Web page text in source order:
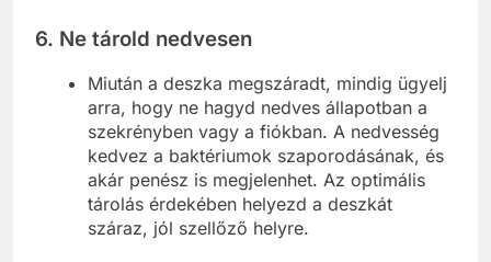
6. Ne tárold nedvesen
Miután a deszka megszáradt, mindig ügyelj
arra, hogy ne hagyd nedves állapotban a
szekrényben vagy a fiókban. A nedvesség
kedvez a baktériumok szaporodásának, és
akár penész is megjelenhet. Az optimális
tárolás érdekében helyezd a deszkát
száraz, jól szellőző helyre.